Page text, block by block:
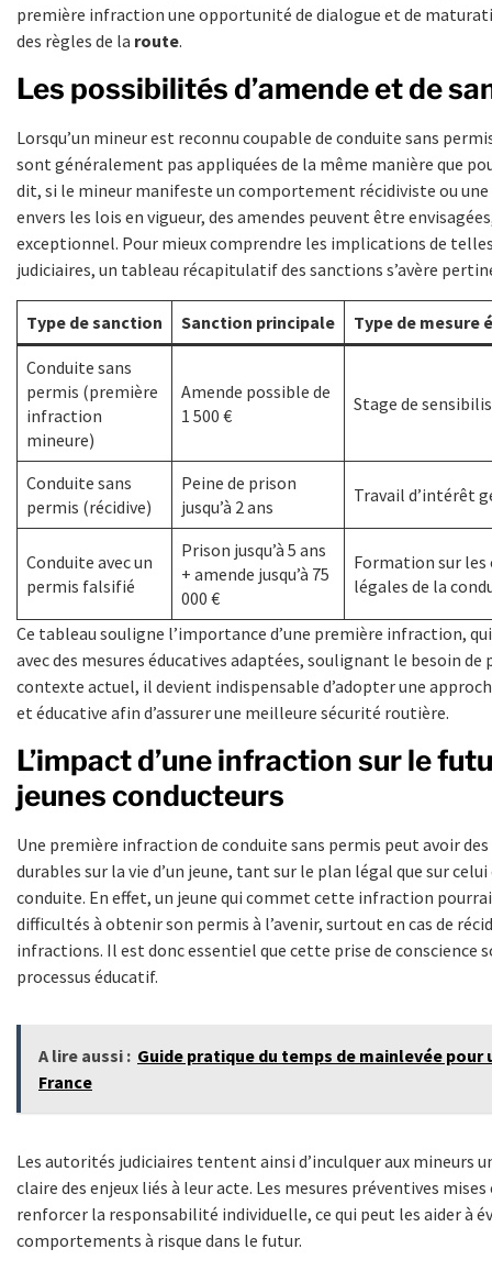
première infraction une opportunité de dialogue et de
des règles de la route.
Les possibilités d’amende et de
Lorsqu’un mineur est reconnu coupable de conduite sans
sont généralement pas appliquées de la même manière que
dit, si le mineur manifeste un comportement récidiviste ou
envers les lois en vigueur, des amendes peuvent être
exceptionnel. Pour mieux comprendre les implications de
judiciaires, un tableau récapitulatif des sanctions s’avère
Type de sanction Sanction principale Type de mesure
Conduite sans
permis (première
infraction
mineure)
Amende possible de
1 500 €
Stage de
Conduite sans
permis (récidive)
Peine de prison
jusqu’à 2 ans
Travail d’intérêt
Conduite avec un
permis falsifié
Prison jusqu’à 5 ans
+ amende jusqu’à 75
000 €
Formation sur
légales de la
Ce tableau souligne l’importance d’une première infraction,
avec des mesures éducatives adaptées, soulignant le besoin de
contexte actuel, il devient indispensable d’adopter une
et éducative afin d’assurer une meilleure sécurité routière.
L’impact d’une infraction sur le
jeunes conducteurs
Une première infraction de conduite sans permis peut avoir
durables sur la vie d’un jeune, tant sur le plan légal que sur
conduite. En effet, un jeune qui commet cette infraction
difficultés à obtenir son permis à l’avenir, surtout en cas de
infractions. Il est donc essentiel que cette prise de conscience
processus éducatif.
A lire aussi : Guide pratique du temps de mainlevée pour
France
Les autorités judiciaires tentent ainsi d’inculquer aux mineurs
claire des enjeux liés à leur acte. Les mesures préventives
renforcer la responsabilité individuelle, ce qui peut les aider à
comportements à risque dans le futur.